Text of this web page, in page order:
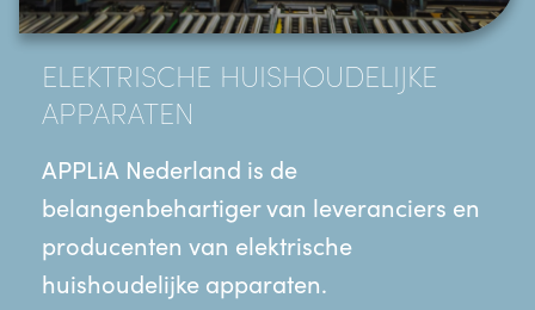
ELEKTRISCHE HUISHOUDELIJKE
APPARATEN
APPLiA Nederland is de
belangenbehartiger van leveranciers en
producenten van elektrische
huishoudelijke apparaten.